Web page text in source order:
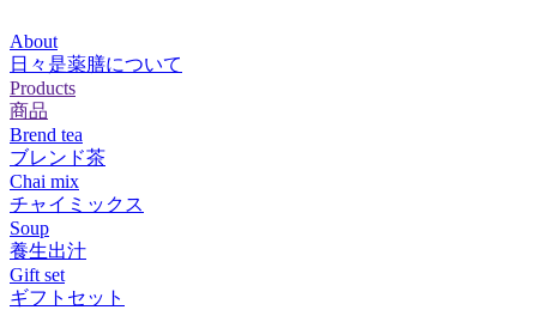
About
日々是薬膳について
Products
商品
Brend tea
ブレンド茶
Chai mix
チャイミックス
Soup
養生出汁
Gift set
ギフトセット